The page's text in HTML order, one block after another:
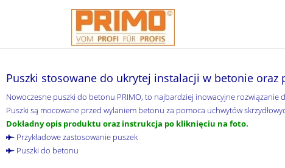
Puszki stosowane do ukrytej instalacji w betonie oraz
Nowoczesne puszki do betonu PRIMO, to najbardziej inowacyjne
Puszki są mocowane przed wylaniem betonu za pomoca uchwytów
Dokładny opis produktu oraz instrukcja po kliknięciu na foto.
Przykładowe zastosowanie puszek
Puszki do betonu